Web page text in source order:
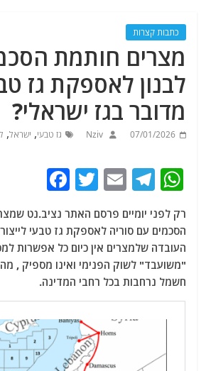
כתבות קצרות
מצרים חותמת
לבנון לאספקת גז
מדובר בגז ישראלי?
07/01/2026
Nziv גז טבעי, ישראל,
W
at
s
A
p
T
e
g
ra
m
E
ai
l
T
itt
er
c
e
b
o
o
k
רק לפני יומיים פרסם האתר נציב.נט
הסכמים עם סוריה לאספקת גז טבעי
העובדה שלמצרים אין כיום כל אפשרות
"משועבד" לשוק הפנימי ואינו מספיק ,
חשמל נרחבות בכל רחבי המדינה.